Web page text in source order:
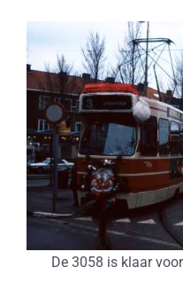
De 3058 is klaar